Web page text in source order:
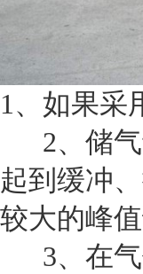
1、如果采
2、储气
起到缓冲
较大的峰
3、在气